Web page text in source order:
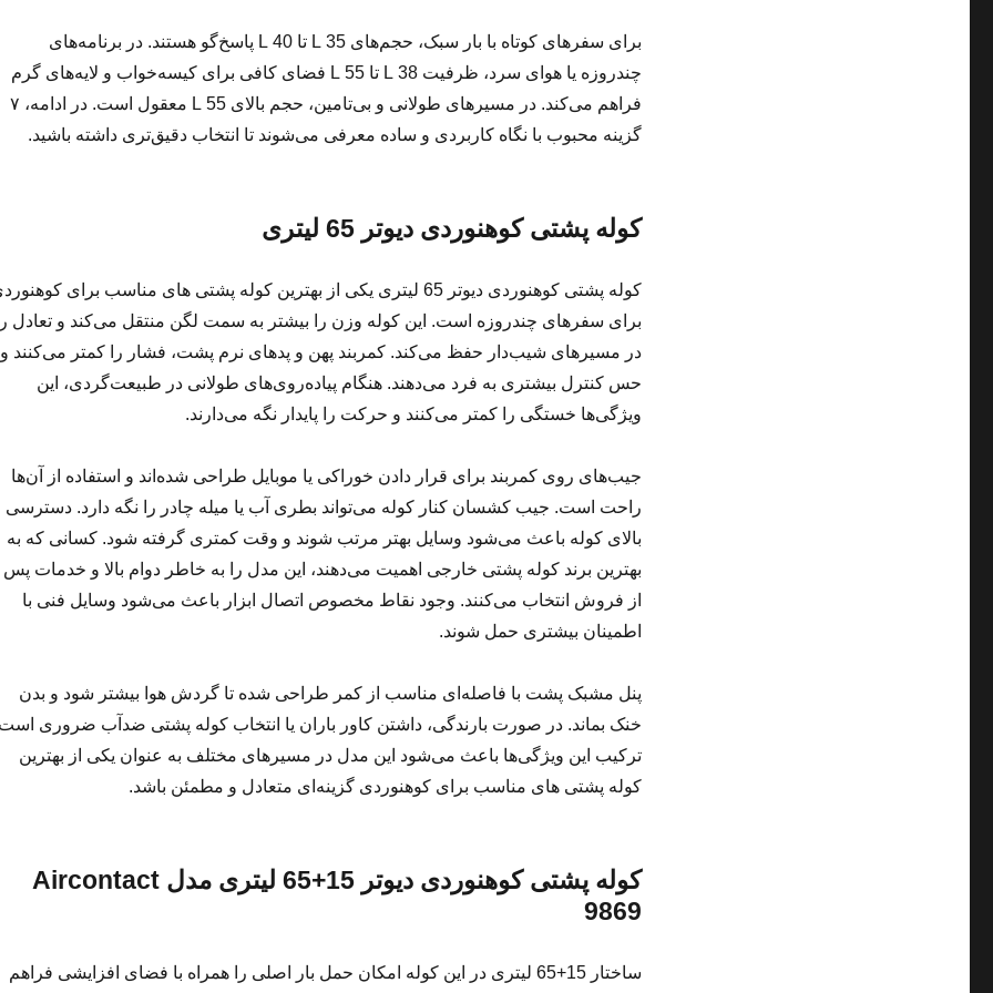
برای سفرهای کوتاه با بار سبک، حجم‌های 35 L تا 40 L پاسخ‌گو هستند. در برنامه‌های
چندروزه یا هوای سرد، ظرفیت 38 L تا 55 L فضای کافی برای کیسه‌خواب و لایه‌های گرم
فراهم می‌کند. در مسیرهای طولانی و بی‌تامین، حجم بالای 55 L معقول است. در ادامه، ۷
گزینه محبوب با نگاه کاربردی و ساده معرفی می‌شوند تا انتخاب دقیق‌تری داشته باشید.
کوله پشتی کوهنوردی دیوتر 65 لیتری
کوله پشتی کوهنوردی دیوتر 65 لیتری یکی از بهترین کوله پشتی های مناسب برای
برای سفرهای چندروزه است. این کوله وزن را بیشتر به سمت لگن منتقل می‌کند و تعادل
در مسیرهای شیب‌دار حفظ می‌کند. کمربند پهن و پدهای نرم پشت، فشار را کمتر می‌کنند و
حس کنترل بیشتری به فرد می‌دهند. هنگام پیاده‌روی‌های طولانی در طبیعت‌گردی، این
ویژگی‌ها خستگی را کمتر می‌کنند و حرکت را پایدار نگه می‌دارند.
جیب‌های روی کمربند برای قرار دادن خوراکی یا موبایل طراحی شده‌اند و استفاده از آن‌ها
راحت است. جیب کشسان کنار کوله می‌تواند بطری آب یا میله چادر را نگه دارد. دسترسی
بالای کوله باعث می‌شود وسایل بهتر مرتب شوند و وقت کمتری گرفته شود. کسانی که به
بهترین برند کوله پشتی خارجی اهمیت می‌دهند، این مدل را به خاطر دوام بالا و خدمات پس
از فروش انتخاب می‌کنند. وجود نقاط مخصوص اتصال ابزار باعث می‌شود وسایل فنی با
اطمینان بیشتری حمل شوند.
پنل مشبک پشت با فاصله‌ای مناسب از کمر طراحی شده تا گردش هوا بیشتر شود و بدن
خنک بماند. در صورت بارندگی، داشتن کاور باران یا انتخاب کوله پشتی ضدآب ضروری
ترکیب این ویژگی‌ها باعث می‌شود این مدل در مسیرهای مختلف به عنوان یکی از بهترین
کوله پشتی های مناسب برای کوهنوردی گزینه‌ای متعادل و مطمئن باشد.
کوله پشتی کوهنوردی دیوتر 15+65 لیتری مدل Aircontact
9869
ساختار 15+65 لیتری در این کوله امکان حمل بار اصلی را همراه با فضای افزایشی فراهم